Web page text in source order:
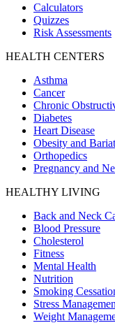
Calculators
Quizzes
Risk Assessments
HEALTH CENTERS
Asthma
Cancer
Chronic
Diabetes
Heart Disease
Obesity and
Orthopedics
Pregnancy and
HEALTHY LIVING
Back and Neck
Blood Pressure
Cholesterol
Fitness
Mental Health
Nutrition
Smoking
Stress
Weight